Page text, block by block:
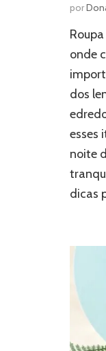
por
onde
dos
esses
noite
dicas